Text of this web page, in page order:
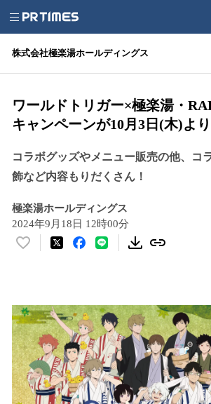
株式会社極楽湯ホールディングス
ワールドトリガー×極楽湯・
キャンペーンが10月3日(木)よ
コラボグッズやメニュー販売の他、コ
飾など内容もりだくさん！
極楽湯ホールディングス
2024年9月18日 12時00分
い
数
を
読
み
込
み
中